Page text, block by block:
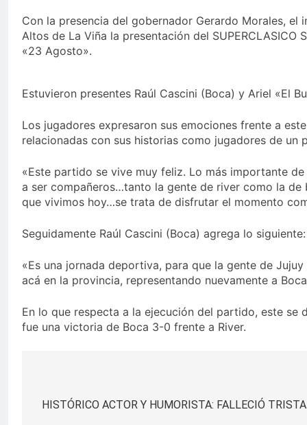
Con la presencia del gobernador Gerardo Morales,
Altos de La Viña la presentación del SUPERCLASICO
«23 Agosto».
Estuvieron presentes Raúl Cascini (Boca) y Ariel «El
Los jugadores expresaron sus emociones frente a
relacionadas con sus historias como jugadores de un
«Este partido se vive muy feliz. Lo más importante
a ser compañeros…tanto la gente de river como la
que vivimos hoy…se trata de disfrutar el momento
Seguidamente Raúl Cascini (Boca) agrega lo siguiente:
«Es una jornada deportiva, para que la gente de
acá en la provincia, representando nuevamente a
En lo que respecta a la ejecución del partido, este
fue una victoria de Boca 3-0 frente a River.
de
HISTÓRICO ACTOR Y HUMORISTA: FALLECIÓ